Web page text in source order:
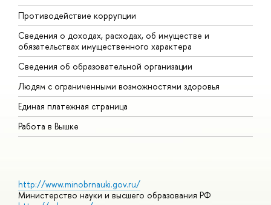
Противодействие коррупции
Сведения о доходах, расходах, об имуществе и
обязательствах имущественного характера
Сведения об образовательной организации
Людям с ограниченными возможностями здоровья
Единая платежная страница
Работа в Вышке
http://www.minobrnauki.gov.ru/
Министерство науки и высшего образования РФ